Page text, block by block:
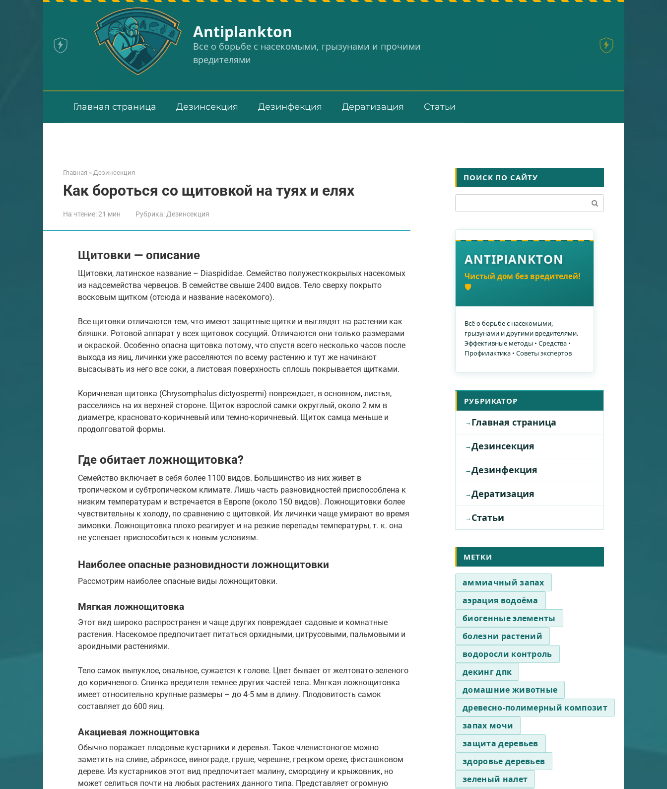
Аntiplankton
Все о борьбе с насекомыми, грызунами и прочими
вредителями
Главная страница Дезинсекция Дезинфекция Дератизация Статьи
Главная » Дезинсекция
Как бороться со щитовкой на туях и елях
На чтение:21 мин Рубрика: Дезинсекция
Щитовки — описание
Щитовки, латинское название – Diaspididae. Семейство полужесткокрылых насекомых
из надсемейства червецов. В семействе свыше 2400 видов. Тело сверху покрыто
восковым щитком (отсюда и название насекомого).
Все щитовки отличаются тем, что имеют защитные щитки и выглядят на растении как
бляшки. Ротовой аппарат у всех щитовок сосущий. Отличаются они только размерами
и окраской. Особенно опасна щитовка потому, что спустя всего несколько часов после
выхода из яиц, личинки уже расселяются по всему растению и тут же начинают
высасывать из него все соки, а листовая поверхность сплошь покрывается щитками.
Коричневая щитовка (Chrysomphalus dictyospermi) повреждает, в основном, листья,
расселяясь на их верхней стороне. Щиток взрослой самки округлый, около 2 мм в
диаметре, красновато-коричневый или темно-коричневый. Щиток самца меньше и
продолговатой формы.
Где обитает ложнощитовка?
Семейство включает в себя более 1100 видов. Большинство из них живет в
тропическом и субтропическом климате. Лишь часть разновидностей приспособлена к
низким температурам и встречается в Европе (около 150 видов). Ложнощитовки более
чувствительны к холоду, по сравнению с щитовкой. Их личинки чаще умирают во время
зимовки. Ложнощитовка плохо реагирует и на резкие перепады температуры, т. к. она
не успевает приспособиться к новым условиям.
Наиболее опасные разновидности ложнощитовки
Рассмотрим наиболее опасные виды ложнощитовки.
Мягкая ложнощитовка
Этот вид широко распространен и чаще других повреждает садовые и комнатные
растения. Насекомое предпочитает питаться орхидными, цитрусовыми, пальмовыми и
ароидными растениями.
Тело самок выпуклое, овальное, сужается к голове. Цвет бывает от желтовато-зеленого
до коричневого. Спинка вредителя темнее других частей тела. Мягкая ложнощитовка
имеет относительно крупные размеры – до 4-5 мм в длину. Плодовитость самок
составляет до 600 яиц.
Акациевая ложнощитовка
Обычно поражает плодовые кустарники и деревья. Такое членистоногое можно
заметить на сливе, абрикосе, винограде, груше, черешне, грецком орехе, фисташковом
дереве. Из кустарников этот вид предпочитает малину, смородину и крыжовник, но
может селиться почти на любых растениях данного типа. Представляет огромную
ПОИСК ПО САЙТУ
ANTIPlANKTON
Чистый дом без вредителей!
🛡️
Всё о борьбе с насекомыми,
грызунами и другими вредителями.
Эффективные методы • Средства •
Профилактика • Советы экспертов
РУБРИКАТОР
Главная страница
Дезинсекция
Дезинфекция
Дератизация
Статьи
МЕТКИ
аммиачный запах
аэрация водоёма
биогенные элементы
болезни растений
водоросли контроль
декинг дпк
домашние животные
древесно-полимерный композит
запах мочи
защита деревьев
здоровье деревьев
зеленый налет